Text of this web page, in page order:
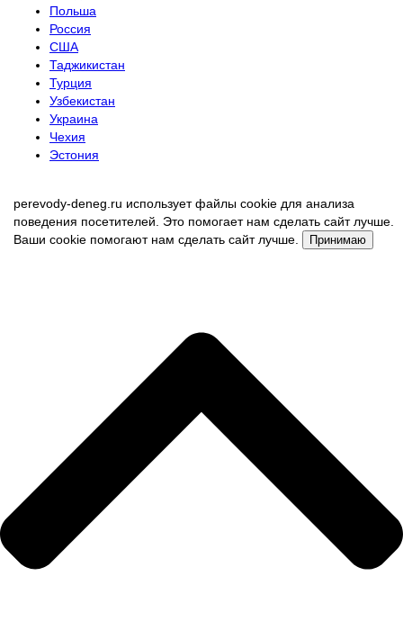
Польша
Россия
США
Таджикистан
Турция
Узбекистан
Украина
Чехия
Эстония
perevody-deneg.ru использует файлы cookie для анализа
поведения посетителей. Это помогает нам сделать сайт лучше.
Ваши cookie помогают нам сделать сайт лучше.
Принимаю